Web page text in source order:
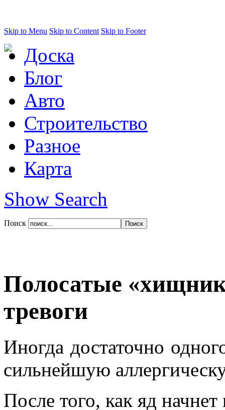
Skip to Menu Skip to Content Skip to Footer
Доска
Блог
Авто
Строительство
Разное
Карта
Show Search
Поиск
Полосатые
тревоги
Иногда достаточно
сильнейшую
После того, как яд